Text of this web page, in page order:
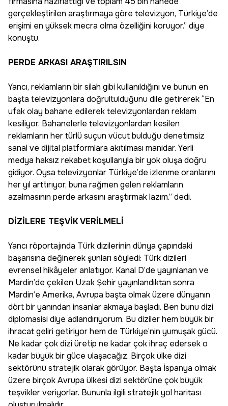
gerçekleştirilen araştırmaya göre televizyon, Türkiye’de
erişimi en yüksek mecra olma özelliğini koruyor.” diye
konuştu.
PERDE ARKASI ARAŞTIRILSIN
Yancı, reklamların bir silah gibi kullanıldığını ve bunun en
başta televizyonlara doğrultulduğunu dile getirerek “En
ufak olay bahane edilerek televizyonlardan reklam
kesiliyor. Bahanelerle televizyonlardan kesilen
reklamların her türlü suçun vücut bulduğu denetimsiz
sanal ve dijital platformlara akıtılması manidar. Yerli
medya haksız rekabet koşullarıyla bir yok oluşa doğru
gidiyor. Oysa televizyonlar Türkiye’de izlenme oranlarını
her yıl arttırıyor, buna rağmen gelen reklamların
azalmasının perde arkasını araştırmak lazım.” dedi.
DİZİLERE TEŞVİK VERİLMELİ
Yancı röportajında Türk dizilerinin dünya çapındaki
başarısına değinerek şunları söyledi: Türk dizileri
evrensel hikâyeler anlatıyor. Kanal D’de yayınlanan ve
Mardin’de çekilen Uzak Şehir yayınlandıktan sonra
Mardin’e Amerika, Avrupa başta olmak üzere dünyanın
dört bir yanından insanlar akmaya başladı. Ben bunu dizi
diplomasisi diye adlandırıyorum. Bu diziler hem büyük bir
ihracat geliri getiriyor hem de Türkiye’nin yumuşak gücü.
Ne kadar çok dizi üretip ne kadar çok ihraç edersek o
kadar büyük bir güce ulaşacağız. Birçok ülke dizi
sektörünü stratejik olarak görüyor. Başta İspanya olmak
üzere birçok Avrupa ülkesi dizi sektörüne çok büyük
teşvikler veriyorlar. Bununla ilgili stratejik yol haritası